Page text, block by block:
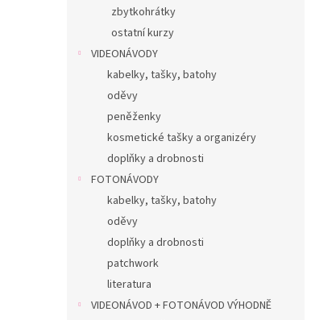
zbytkohrátky
ostatní kurzy
VIDEONÁVODY
kabelky, tašky, batohy
oděvy
peněženky
kosmetické tašky a organizéry
doplňky a drobnosti
FOTONÁVODY
kabelky, tašky, batohy
oděvy
doplňky a drobnosti
patchwork
literatura
VIDEONÁVOD + FOTONÁVOD VÝHODNĚ